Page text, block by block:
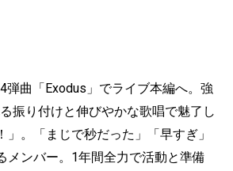
曲「Exodus」でライブ本編へ。強
振り付けと伸びやかな歌唱で魅了し
。「まじで秒だった」「早すぎ」
メンバー。1年間全力で活動と準備